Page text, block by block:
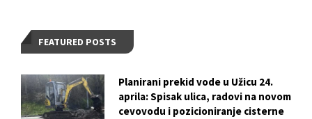
FEATURED POSTS
Planirani prekid vode u Užicu 24.
aprila: Spisak ulica, radovi na novom
cevovodu i pozicioniranje cisterne